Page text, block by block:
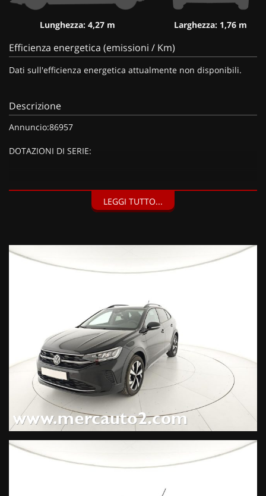
Lunghezza: 4,27 m Larghezza: 1,76 m
Efficienza energetica (emissioni / Km)
Dati sull'efficienza energetica attualmente non disponibili.
Descrizione
Annuncio:86957
DOTAZIONI DI SERIE:
Nero Perlato, Colore Deep Black perla, Climatizzatore
parcheggio anteriori con frenata d'emergenza in fase di
manovra, Tech Pack (930 EUR), Ruota di scorta in acciaio da
15" (decade kit antiforatura) (130 EUR),
LEGGI TUTTO...